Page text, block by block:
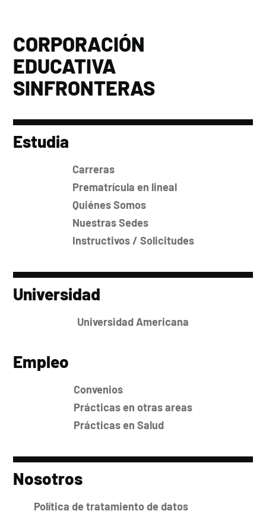
CORPORACIÓN
EDUCATIVA
SINFRONTERAS
Estudia
Carreras
Prematrícula en lineal
Quiénes Somos
Nuestras Sedes
Instructivos / Solicitudes
Universidad
Universidad Americana
Empleo
Convenios
Prácticas en otras areas
Prácticas en Salud
Nosotros
Política de tratamiento de datos